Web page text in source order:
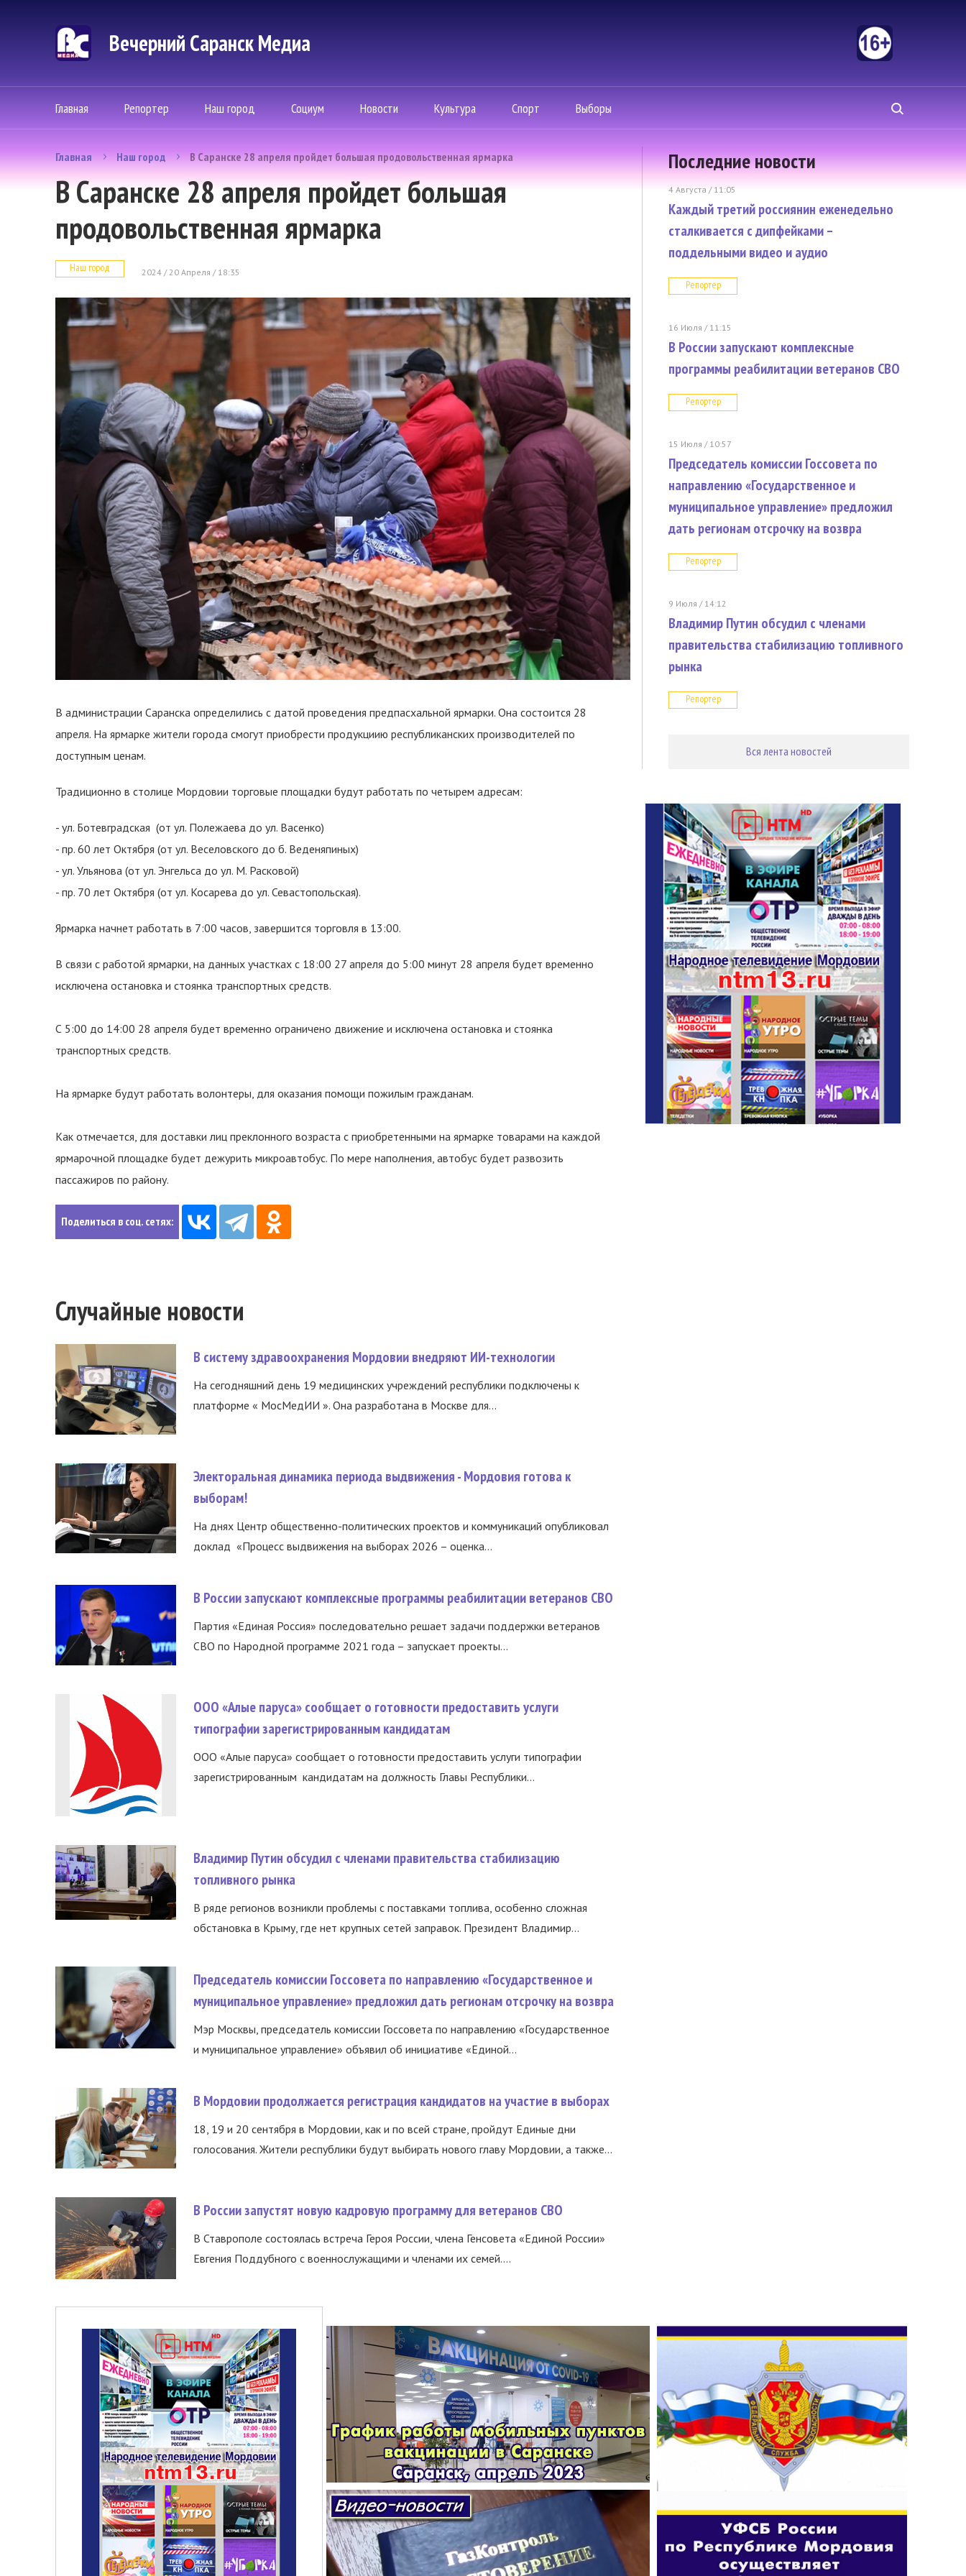
Вечерний Саранск Mедиа
Главная Репортер Наш город Социум Новости Культура Спорт Выборы
Главная Наш город В Саранске 28 апреля пройдет большая продовольственная ярмарка
В Саранске 28 апреля пройдет большая
продовольственная ярмарка
Наш город 2024 / 20 Апреля / 18:35
В администрации Саранска определились с датой проведения предпасхальной ярмарки. Она состоится 28
апреля. На ярмарке жители города смогут приобрести продукциию республиканских производителей по
доступным ценам.
Традиционно в столице Мордовии торговые площадки будут работать по четырем адресам:
- ул. Ботевградская (от ул. Полежаева до ул. Васенко)
- пр. 60 лет Октября (от ул. Веселовского до б. Веденяпиных)
- ул. Ульянова (от ул. Энгельса до ул. М. Расковой)
- пр. 70 лет Октября (от ул. Косарева до ул. Севастопольская).
Ярмарка начнет работать в 7:00 часов, завершится торговля в 13:00.
В связи с работой ярмарки, на данных участках с 18:00 27 апреля до 5:00 минут 28 апреля будет временно
исключена остановка и стоянка транспортных средств.
С 5:00 до 14:00 28 апреля будет временно ограничено движение и исключена остановка и стоянка
транспортных средств.
На ярмарке будут работать волонтеры, для оказания помощи пожилым гражданам.
Как отмечается, для доставки лиц преклонного возраста с приобретенными на ярмарке товарами на каждой
ярмарочной площадке будет дежурить микроавтобус. По мере наполнения, автобус будет развозить
пассажиров по району.
Поделиться в соц. сетях:
Случайные новости
В систему здравоохранения Мордовии внедряют ИИ-технологии
На сегодняшний день 19 медицинских учреждений республики подключены к
платформе « МосМедИИ ». Она разработана в Москве для...
Электоральная динамика периода выдвижения - Мордовия готова к
выборам!
На днях Центр общественно-политических проектов и коммуникаций опубликовал
доклад «Процесс выдвижения на выборах 2026 – оценка...
В России запускают комплексные программы реабилитации ветеранов СВО
Партия «Единая Россия» последовательно решает задачи поддержки ветеранов
СВО по Народной программе 2021 года – запускает проекты...
ООО «Алые паруса» сообщает о готовности предоставить услуги
типографии зарегистрированным кандидатам
ООО «Алые паруса» сообщает о готовности предоставить услуги типографии
зарегистрированным кандидатам на должность Главы Республики...
Владимир Путин обсудил с членами правительства стабилизацию
топливного рынка
В ряде регионов возникли проблемы с поставками топлива, особенно сложная
обстановка в Крыму, где нет крупных сетей заправок. Президент Владимир...
Председатель комиссии Госсовета по направлению «Государственное и
муниципальное управление» предложил дать регионам отсрочку на возвра
Мэр Москвы, председатель комиссии Госсовета по направлению «Государственное
и муниципальное управление» объявил об инициативе «Единой...
В Мордовии продолжается регистрация кандидатов на участие в выборах
18, 19 и 20 сентября в Мордовии, как и по всей стране, пройдут Единые дни
голосования. Жители республики будут выбирать нового главу Мордовии, а также...
В России запустят новую кадровую программу для ветеранов СВО
В Ставрополе состоялась встреча Героя России, члена Генсовета «Единой России»
Евгения Поддубного с военнослужащими и членами их семей....
Последние новости
4 Августа / 11:05
Каждый третий россиянин еженедельно
сталкивается с дипфейками –
поддельными видео и аудио
Репортер
16 Июля / 11:15
В России запускают комплексные
программы реабилитации ветеранов СВО
Репортер
15 Июля / 10:57
Председатель комиссии Госсовета по
направлению «Государственное и
муниципальное управление» предложил
дать регионам отсрочку на возвра
Репортер
9 Июля / 14:12
Владимир Путин обсудил с членами
правительства стабилизацию топливного
рынка
Репортер
Вся лента новостей